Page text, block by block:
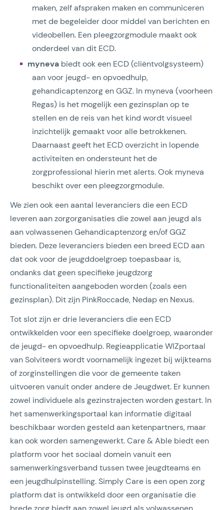
maken, zelf afspraken maken en communiceren
met de begeleider door middel van berichten en
videobellen. Een pleegzorgmodule maakt ook
onderdeel van dit ECD.
myneva biedt ook een ECD (cliëntvolgsysteem)
aan voor jeugd- en opvoedhulp,
gehandicaptenzorg en GGZ. In myneva (voorheen
Regas) is het mogelijk een gezinsplan op te
stellen en de reis van het kind wordt visueel
inzichtelijk gemaakt voor alle betrokkenen.
Daarnaast geeft het ECD overzicht in lopende
activiteiten en ondersteunt het de
zorgprofessional hierin met alerts. Ook myneva
beschikt over een pleegzorgmodule.
We zien ook een aantal leveranciers die een ECD
leveren aan zorgorganisaties die zowel aan jeugd als
aan volwassenen Gehandicaptenzorg en/of GGZ
bieden. Deze leveranciers bieden een breed ECD aan
dat ook voor de jeugddoelgroep toepasbaar is,
ondanks dat geen specifieke jeugdzorg
functionaliteiten aangeboden worden (zoals een
gezinsplan). Dit zijn PinkRoccade, Nedap en Nexus.
Tot slot zijn er drie leveranciers die een ECD
ontwikkelden voor een specifieke doelgroep, waaronder
de jeugd- en opvoedhulp. Regieapplicatie WIZportaal
van Solviteers wordt voornamelijk ingezet bij wijkteams
of zorginstellingen die voor de gemeente taken
uitvoeren vanuit onder andere de Jeugdwet. Er kunnen
zowel individuele als gezinstrajecten worden gestart. In
het samenwerkingsportaal kan informatie digitaal
beschikbaar worden gesteld aan ketenpartners, maar
kan ook worden samengewerkt. Care & Able biedt een
platform voor het sociaal domein vanuit een
samenwerkingsverband tussen twee jeugdteams en
een jeugdhulpinstelling. Simply Care is een open zorg
platform dat is ontwikkeld door een organisatie die